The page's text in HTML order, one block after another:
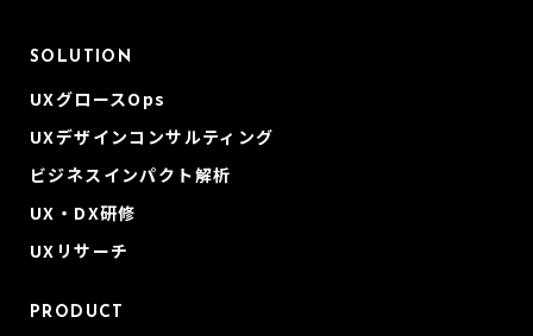
SOLUTION
UXグロースOps
UXデザインコンサルティング
ビジネスインパクト解析
UX・DX研修
UXリサーチ
PRODUCT